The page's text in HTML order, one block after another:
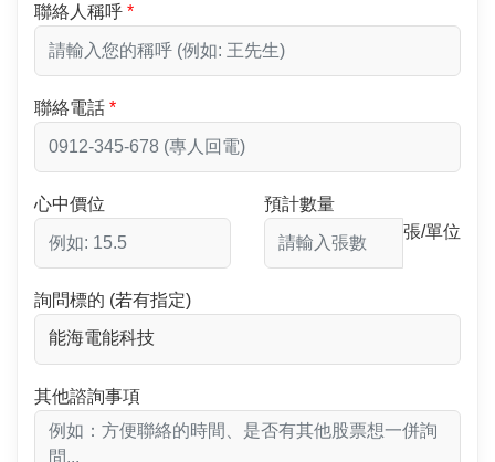
聯絡人稱呼
聯絡電話
心中價位
預計數量
張/單位
詢問標的 (若有指定)
其他諮詢事項